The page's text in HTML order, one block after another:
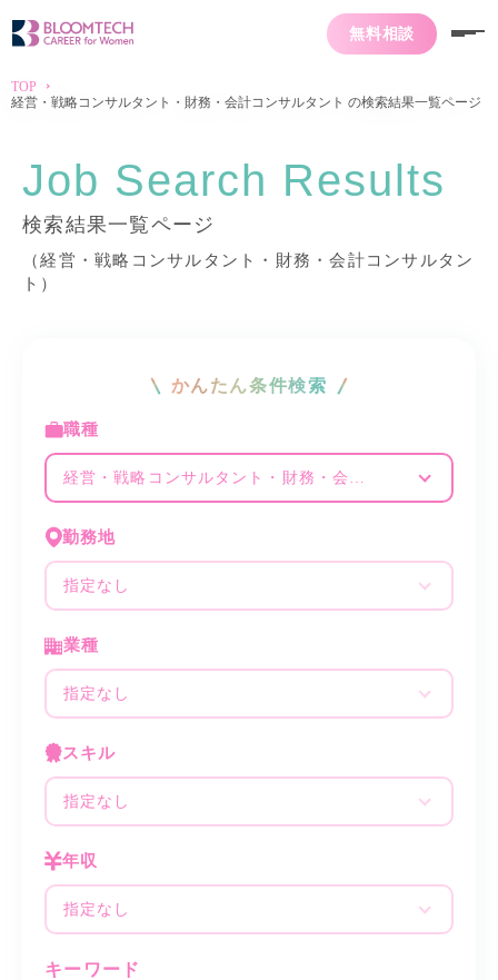
無料相談
TOP
経営・戦略コンサルタント・財務・会計コンサルタント の検索結果一覧ページ
Job Search Results
検索結果一覧ページ
（経営・戦略コンサルタント・財務・会計コンサルタン
ト）
かんたん条件検索
職種
経営・戦略コンサルタント・財務・会計コンサルタント
勤務地
指定なし
業種
指定なし
スキル
指定なし
年収
指定なし
キーワード